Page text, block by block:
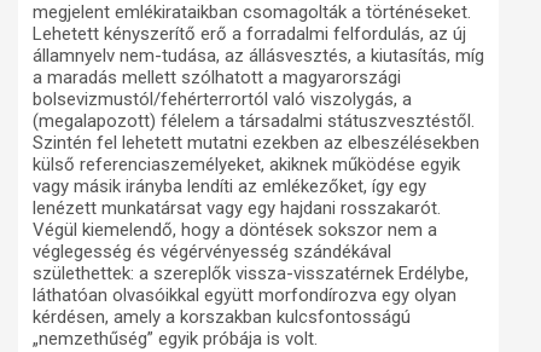
megjelent emlékirataikban csomagolták a történéseket.
Lehetett kényszerítő erő a forradalmi felfordulás, az új
államnyelv nem-tudása, az állásvesztés, a kiutasítás, míg
a maradás mellett szólhatott a magyarországi
bolsevizmustól/fehérterrortól való viszolygás, a
(megalapozott) félelem a társadalmi státuszvesztéstől.
Szintén fel lehetett mutatni ezekben az elbeszélésekben
külső referenciaszemélyeket, akiknek működése egyik
vagy másik irányba lendíti az emlékezőket, így egy
lenézett munkatársat vagy egy hajdani rosszakarót.
Végül kiemelendő, hogy a döntések sokszor nem a
véglegesség és végérvényesség szándékával
születhettek: a szereplők vissza-visszatérnek Erdélybe,
láthatóan olvasóikkal együtt morfondírozva egy olyan
kérdésen, amely a korszakban kulcsfontosságú
„nemzethűség” egyik próbája is volt.